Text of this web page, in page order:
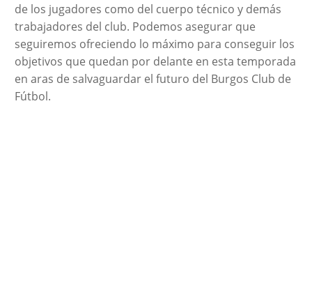
de los jugadores como del cuerpo técnico y demás
trabajadores del club. Podemos asegurar que
seguiremos ofreciendo lo máximo para conseguir los
objetivos que quedan por delante en esta temporada
en aras de salvaguardar el futuro del Burgos Club de
Fútbol.